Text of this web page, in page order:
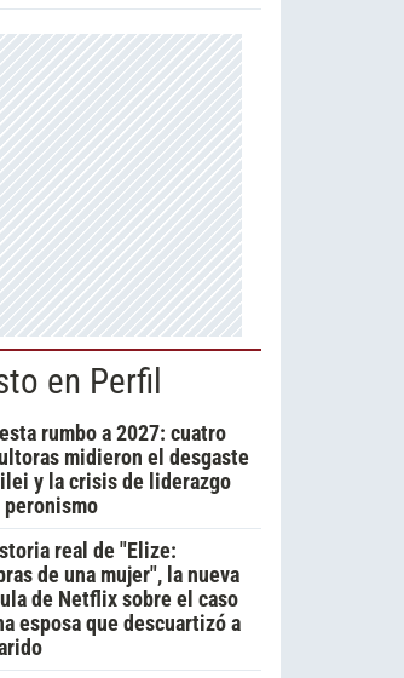
en Perfil
rumbo a 2027: cuatro
midieron el desgaste
y la crisis de liderazgo
real de "Elize:
de una mujer", la nueva
de Netflix sobre el caso
esposa que descuartizó a